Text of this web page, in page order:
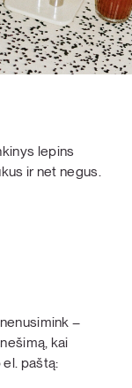
lepins
ir net negus.
–
kai
paštą: